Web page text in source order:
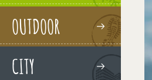
OUTDOOR
CITY